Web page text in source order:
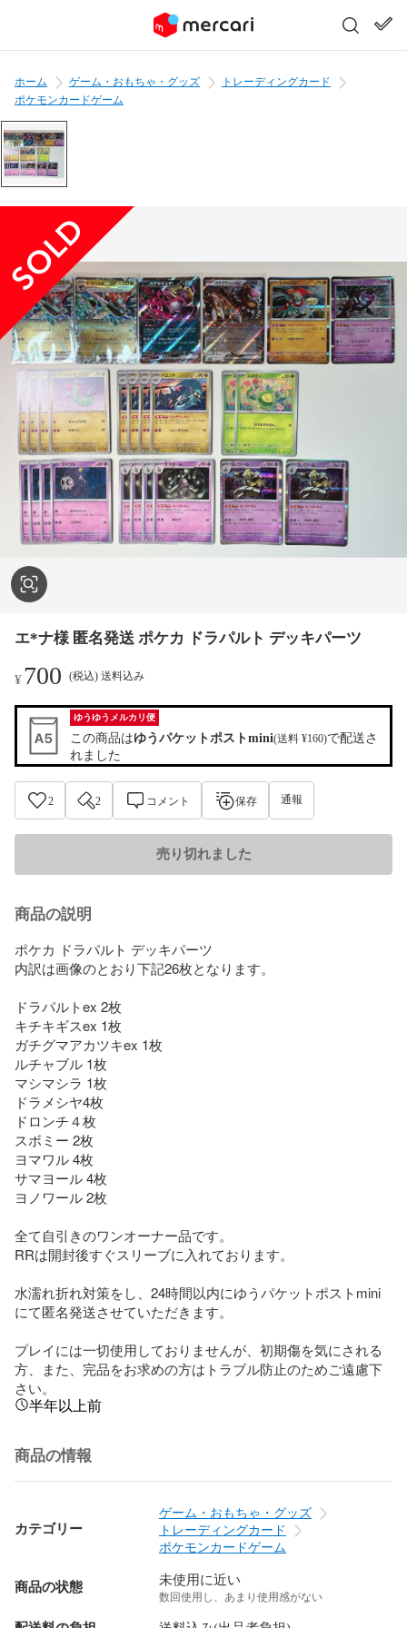
ホーム ゲーム・おもちゃ・グッズ
トレーディングカード
ポケモンカードゲーム
エ*ナ様 匿名発送 ポケカ ドラパルト デッキパーツ
¥700 (税込) 送料込み
ゆうゆうメルカリ便
この商品はゆうパケットポストmini(送料 ¥160)で配送さ
れました
2 2 コメント 保存 通報
売り切れました
商品の説明
ポケカ ドラパルト デッキパーツ
内訳は画像のとおり下記26枚となります。
ドラパルトex 2枚
キチキギスex 1枚
ガチグマアカツキex 1枚
ルチャブル 1枚
マシマシラ 1枚
ドラメシヤ4枚
ドロンチ４枚
スボミー 2枚
ヨマワル 4枚
サマヨール 4枚
ヨノワール 2枚
全て自引きのワンオーナー品です。
RRは開封後すぐスリーブに入れております。
水濡れ折れ対策をし、24時間以内にゆうパケットポストmini
にて匿名発送させていただきます。
プレイには一切使用しておりませんが、初期傷を気にされる
方、また、完品をお求めの方はトラブル防止のためご遠慮下
さい。
半年以上前
商品の情報
カテゴリー
ゲーム・おもちゃ・グッズ
トレーディングカード
ポケモンカードゲーム
商品の状態 未使用に近い
数回使用し、あまり使用感がない